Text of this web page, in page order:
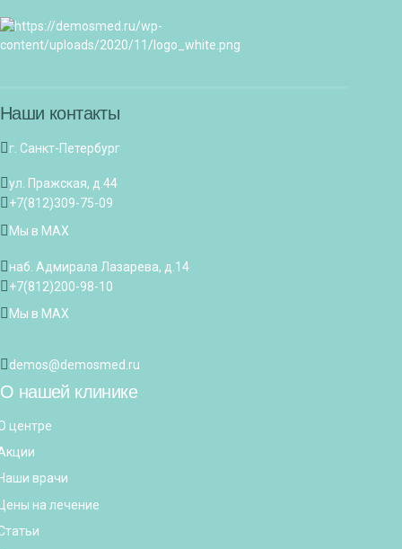
Наши контакты
г. Санкт-Петербург
ул. Пражская, д.44
+7(812)309-75-09
Мы в MAX
наб. Адмирала Лазарева, д.14
+7(812)200-98-10
Мы в MAX
demos@demosmed.ru
О нашей клинике
центре
врачи
на лечение